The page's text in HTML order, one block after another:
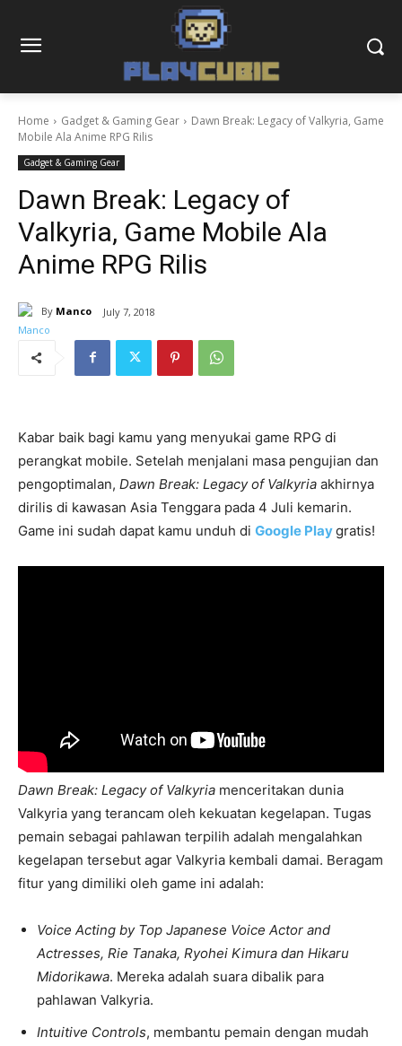
Home Gadget & Gaming Gear
Dawn Break: Legacy of Valkyria, Game
Mobile Ala Anime RPG Rilis
Gadget & Gaming Gear
Dawn Break: Legacy of
Valkyria, Game Mobile Ala
Anime RPG Rilis
By Manco July 7, 2018
Kabar baik bagi kamu yang menyukai game RPG di
perangkat mobile. Setelah menjalani masa pengujian dan
pengoptimalan, Dawn Break: Legacy of Valkyria akhirnya
dirilis di kawasan Asia Tenggara pada 4 Juli kemarin.
Game ini sudah dapat kamu unduh di Google Playgratis!
Dawn Break: Legacy of Valkyria menceritakan dunia
Valkyria yang terancam oleh kekuatan kegelapan. Tugas
pemain sebagai pahlawan terpilih adalah mengalahkan
kegelapan tersebut agar Valkyria kembali damai. Beragam
fitur yang dimiliki oleh game ini adalah:
Voice Acting by Top Japanese Voice Actor and
Actresses, Rie Tanaka, Ryohei Kimura dan Hikaru
Midorikawa. Mereka adalah suara dibalik para
pahlawan Valkyria.
Intuitive Controls, membantu pemain dengan mudah